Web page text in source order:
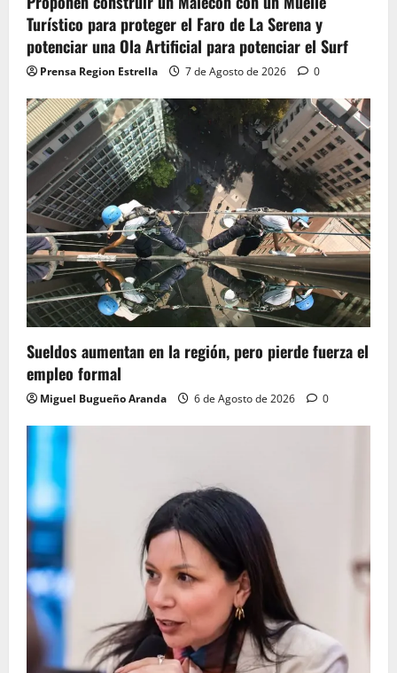
Turístico para proteger el Faro de La Serena y
potenciar una Ola Artificial para potenciar el Surf
Prensa Region Estrella 7 de Agosto de 2026 0
Sueldos aumentan en la región, pero pierde fuerza el
empleo formal
Miguel Bugueño Aranda 6 de Agosto de 2026 0